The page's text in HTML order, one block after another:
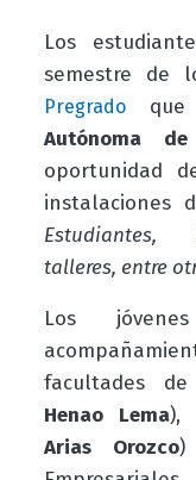
Los
semestre de
Pregradoque
Autónoma
oportunidad
instalaciones
Estudiantes,
talleres, entre
Los
facultades
Henao Lema),
Arias Orozco)